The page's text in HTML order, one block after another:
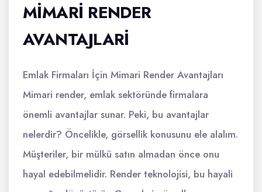
MIMARI RENDER
AVANTAJLARI
Emlak Firmaları İçin Mimari Render Avantajları
Mimari render, emlak sektöründe firmalara
önemli avantajlar sunar. Peki, bu avantajlar
nelerdir? Öncelikle, görsellik konusunu ele alalım.
Müşteriler, bir mülkü satın almadan önce onu
hayal edebilmelidir. Render teknolojisi, bu hayali